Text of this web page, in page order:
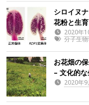
シロイヌ
花粉と生
2020年
分子生
お花畑の
– 文化的
2020年9